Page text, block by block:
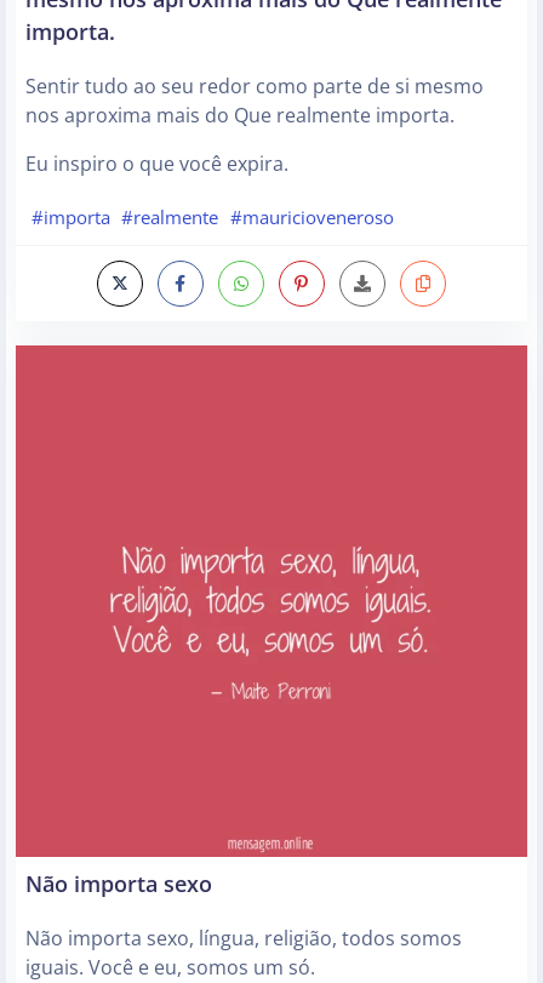
importa.
Sentir tudo ao seu redor como parte de si mesmo
nos aproxima mais do Que realmente importa.
Eu inspiro o que você expira.
#importa #realmente #mauricioveneroso
Não importa sexo
Não importa sexo, língua, religião, todos somos
iguais. Você e eu, somos um só.